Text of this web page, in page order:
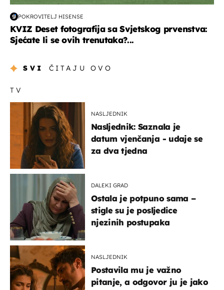
POKROVITELJ HISENSE
KVIZ Deset fotografija sa Svjetskog prvenstva:
Sjećate li se ovih trenutaka?...
SVI ČITAJU OVO
TV
NASLJEDNIK
Nasljednik: Saznala je
datum vjenčanja - udaje se
za dva tjedna
DALEKI GRAD
Ostala je potpuno sama –
stigle su je posljedice
njezinih postupaka
NASLJEDNIK
Postavila mu je važno
pitanje, a odgovor ju je jako